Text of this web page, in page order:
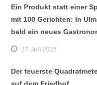
Ein Produkt statt einer
mit 100 Gerichten: In
bald ein neues
27. Juli 2026
Der teuerste